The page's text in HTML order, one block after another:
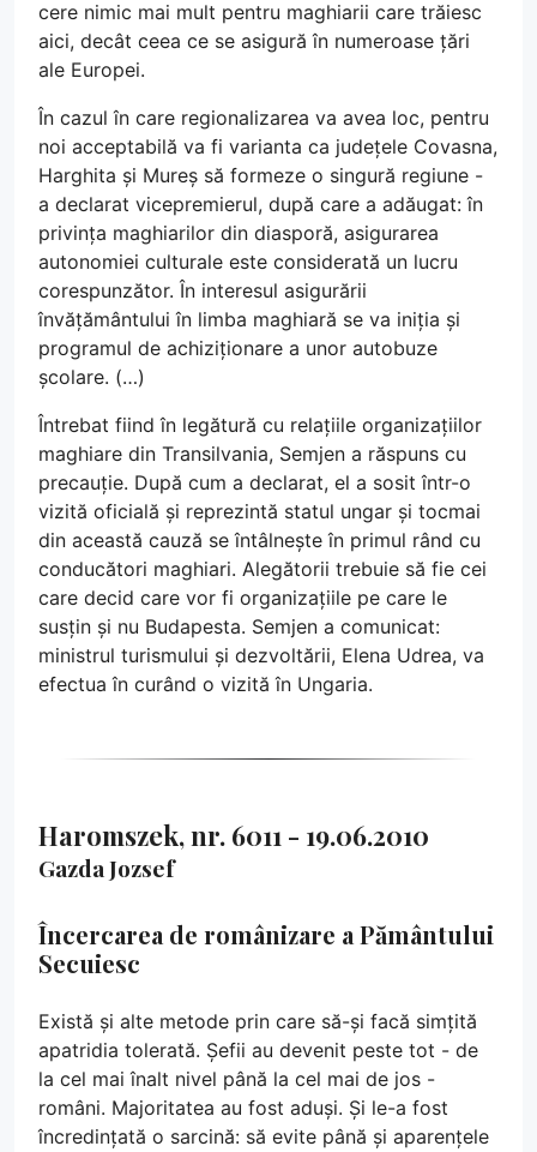
cere nimic mai mult pentru maghiarii care trăiesc
aici, decât ceea ce se asigură în numeroase țări
ale Europei.
În cazul în care regionalizarea va avea loc, pentru
noi acceptabilă va fi varianta ca județele Covasna,
Harghita și Mureș să formeze o singură regiune -
a declarat vicepremierul, după care a adăugat: în
privința maghiarilor din diasporă, asigurarea
autonomiei culturale este considerată un lucru
corespunzător. În interesul asigurării
învățământului în limba maghiară se va iniția și
programul de achiziționare a unor autobuze
școlare. (…)
Întrebat fiind în legătură cu relațiile organizațiilor
maghiare din Transilvania, Semjen a răspuns cu
precauție. După cum a declarat, el a sosit într-o
vizită oficială și reprezintă statul ungar și tocmai
din această cauză se întâlnește în primul rând cu
conducători maghiari. Alegătorii trebuie să fie cei
care decid care vor fi organizațiile pe care le
susțin și nu Budapesta. Semjen a comunicat:
ministrul turismului și dezvoltării, Elena Udrea, va
efectua în curând o vizită în Ungaria.
Haromszek, nr. 6011 - 19.06.2010
Gazda Jozsef
Încercarea de românizare a Pământului
Secuiesc
Există și alte metode prin care să-și facă simțită
apatridia tolerată. Șefii au devenit peste tot - de
la cel mai înalt nivel până la cel mai de jos -
români. Majoritatea au fost aduși. Și le-a fost
încredințată o sarcină: să evite până și aparențele